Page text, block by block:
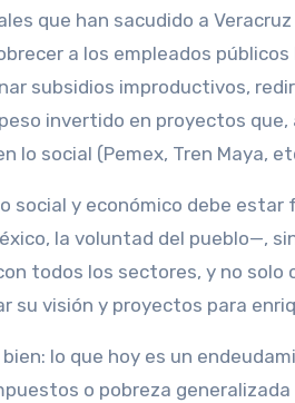
que han sacudido a
a los empleados
subsidios improductivos,
invertido en proyectos
lo social (Pemex, Tren Maya,
social y económico debe
la voluntad del pueblo—,
todos los sectores, y no solo
su visión y proyectos para
lo que hoy es un
o pobreza